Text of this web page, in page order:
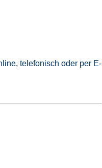
telefonisch oder per E-